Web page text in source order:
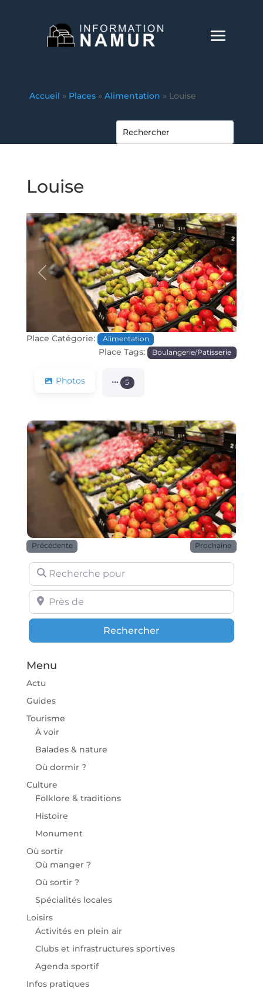
Accueil » Places » Alimentation » Louise
Louise
Précédente Prochaine
Place Catégorie: Alimentation
Place Tags: Boulangerie/Patisserie
Photos 5
Précédente Prochaine
Recherche pour
Près de
RechercherRechercher
Menu
Actu
Guides
Tourisme
À voir
Balades & nature
Où dormir ?
Culture
Folklore & traditions
Histoire
Monument
Où sortir
Où manger ?
Où sortir ?
Spécialités locales
Loisirs
Activités en plein air
Clubs et infrastructures sportives
Agenda sportif
Infos pratiques